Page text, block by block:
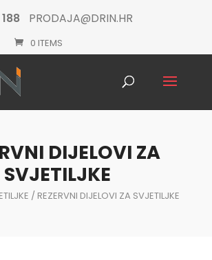
PRODAJA@DRIN.HR
0 ITEMS
DIJELOVI ZA
SVJETILJKE
/ REZERVNI DIJELOVI ZA SVJETILJKE